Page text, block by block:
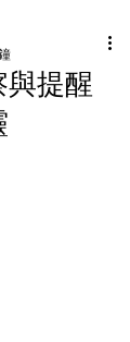
提醒